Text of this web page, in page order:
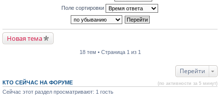
Поле сортировки
Новая тема
18 тем • Страница 1 из 1
Перейти
КТО СЕЙЧАС НА ФОРУМЕ (по активности за 5 минут)
Сейчас этот раздел просматривают: 1 гость